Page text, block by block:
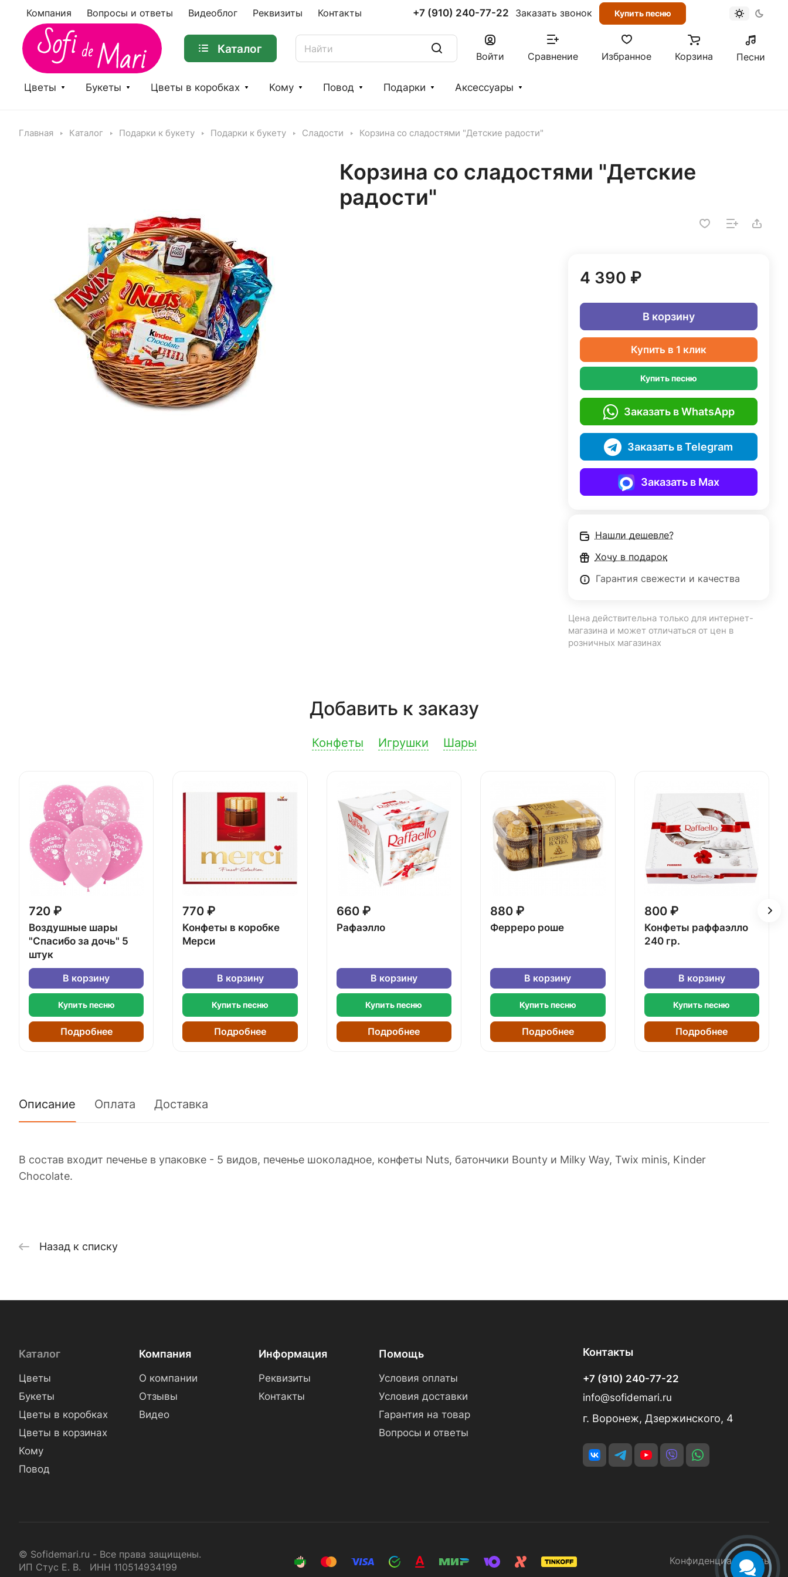
Компания Вопросы и ответы Видеоблог Реквизиты Контакты +7 (910) 240-77-22 Заказать звонок Купить песню
Каталог
Войти Сравнение Избранное Корзина Песни
Цветы Букеты Цветы в коробках Кому Повод Подарки Аксессуары
Главная Каталог Подарки к букету Подарки к букету Сладости Корзина со сладостями "Детские радости"
Корзина со сладостями "Детские
радости"
4 390 ₽
В корзину
Купить в 1 клик
Купить песню
Заказать в WhatsApp
Заказать в Telegram
Заказать в Max
Нашли дешевле?
Хочу в подарок
Гарантия свежести и качества
Цена действительна только для интернет-
магазина и может отличаться от цен в
розничных магазинах
Добавить к заказу
Конфеты Игрушки Шары
720 ₽
Воздушные шары
"Спасибо за дочь" 5
штук
В корзину
Купить песню
Подробнее
770 ₽
Конфеты в коробке
Мерси
В корзину
Купить песню
Подробнее
660 ₽
Рафаэлло
В корзину
Купить песню
Подробнее
880 ₽
Ферреро роше
В корзину
Купить песню
Подробнее
800 ₽
Конфеты раффаэлло
240 гр.
В корзину
Купить песню
Подробнее
Описание Оплата Доставка
В состав входит печенье в упаковке - 5 видов, печенье шоколадное, конфеты Nuts, батончики Bounty и Milky Way, Twix minis, Kinder
Chocolate.
Назад к списку
Каталог
Цветы
Букеты
Цветы в коробках
Цветы в корзинах
Кому
Повод
Компания
О компании
Отзывы
Видео
Информация
Реквизиты
Контакты
Помощь
Условия оплаты
Условия доставки
Гарантия на товар
Вопросы и ответы
Контакты
+7 (910) 240-77-22
info@sofidemari.ru
г. Воронеж, Дзержинского, 4
© Sofidemari.ru - Все права защищены.
ИП Стус Е. В. ИНН 110514934199
Конфиденциальность